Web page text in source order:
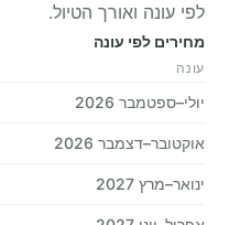
לפי עונה ואורך הטיול.
מחירים לפי עונה
עונה
יולי–ספטמבר 2026
אוקטובר–דצמבר 2026
ינואר–מרץ 2027